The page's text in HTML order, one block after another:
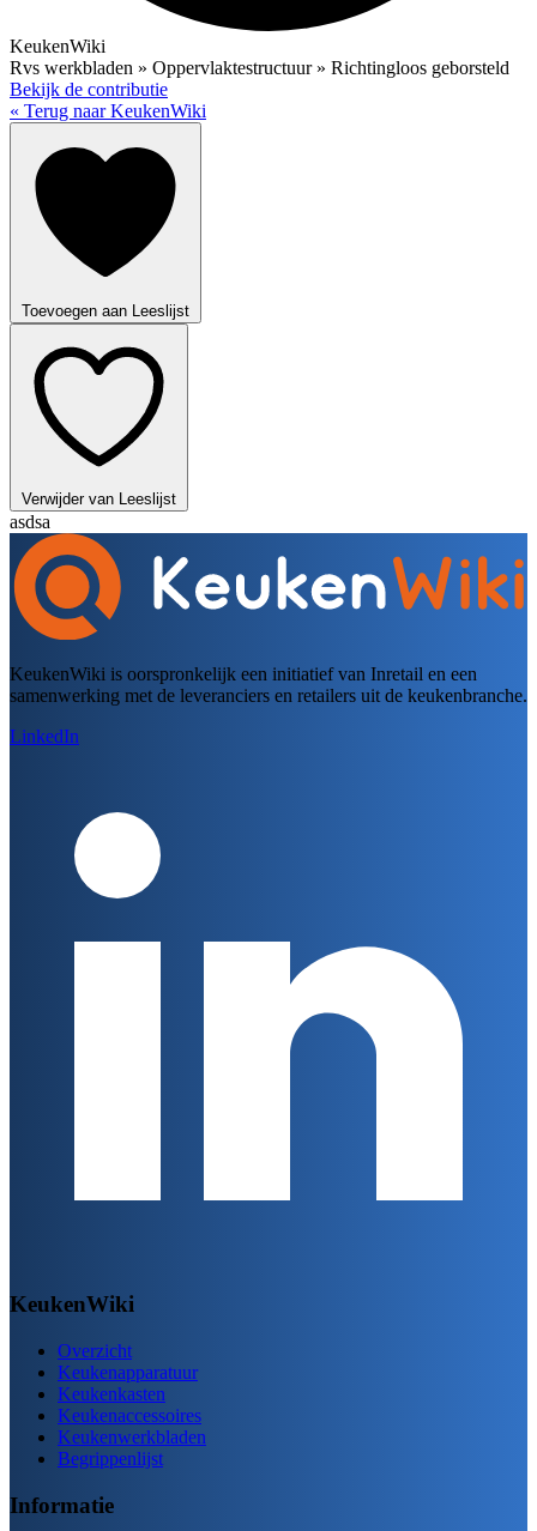
KeukenWiki
Rvs werkbladen » Oppervlaktestructuur » Richtingloos geborsteld
Bekijk de contributie
« Terug naar KeukenWiki
Toevoegen aan Leeslijst
Verwijder van Leeslijst
asdsa
KeukenWiki is oorspronkelijk een initiatief van Inretail en een
samenwerking met de leveranciers en retailers uit de keukenbranche.
LinkedIn
KeukenWiki
Overzicht
Keukenapparatuur
Keukenkasten
Keukenaccessoires
Keukenwerkbladen
Begrippenlijst
Informatie